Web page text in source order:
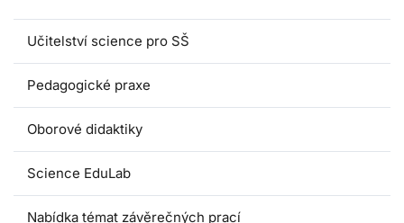
Učitelství science pro SŠ
Pedagogické praxe
Oborové didaktiky
Science EduLab
Nabídka témat závěrečných prací